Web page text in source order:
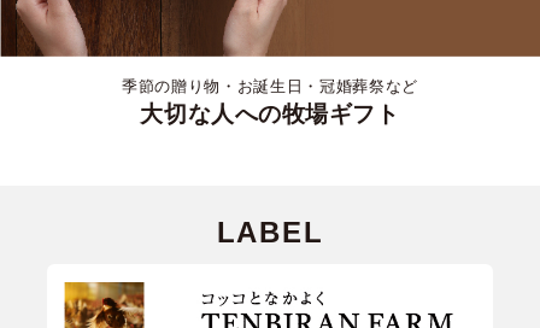
季節の贈り物・お誕生日・冠婚葬祭など
大切な人への牧場ギフト
LABEL